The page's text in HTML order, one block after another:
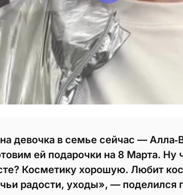
девочка в семье сейчас —
ей подарочки на 8 Марта. Ну
Косметику хорошую. Любит
радости, уходы», — поделился